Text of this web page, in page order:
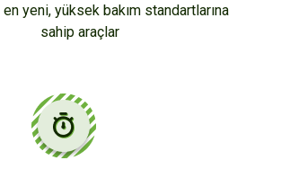
yeni, yüksek bakım standartlarına
sahip araçlar